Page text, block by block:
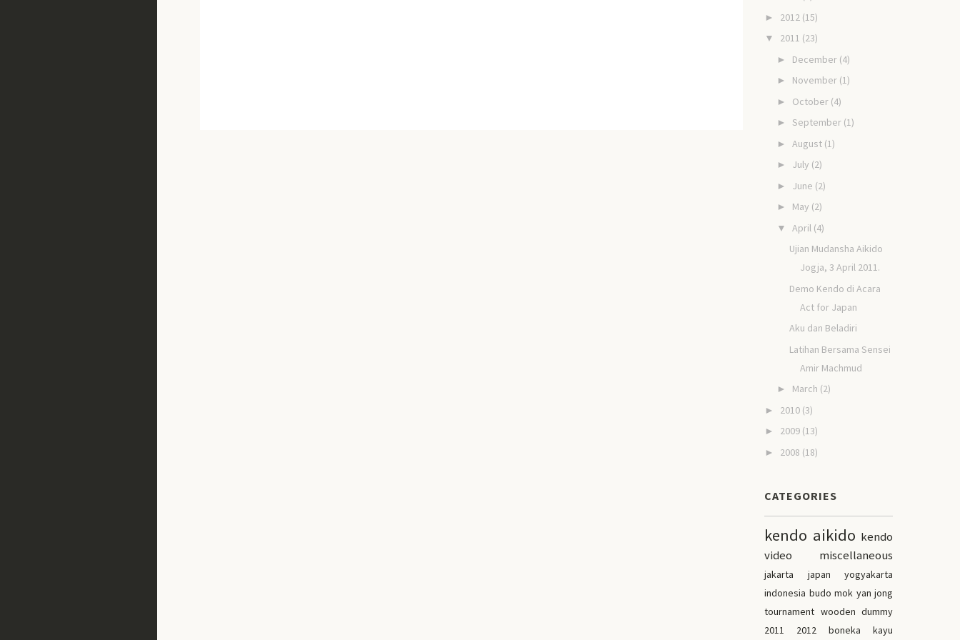
► 2012 (15)
▼ 2011 (23)
► December (4)
► November (1)
► October (4)
► September (1)
► August (1)
► July (2)
► June (2)
► May (2)
▼ April (4)
Ujian Mudansha Aikido
Jogja, 3 April 2011.
Demo Kendo di Acara
Act for Japan
Aku dan Beladiri
Latihan Bersama Sensei
Amir Machmud
► March (2)
► 2010 (3)
► 2009 (13)
► 2008 (18)
CATEGORIES
kendo aikido kendo
video
miscellaneous
jakarta japan
yogyakarta
indonesia budo mok yan jong
tournament wooden dummy
2011
2012 boneka kayu